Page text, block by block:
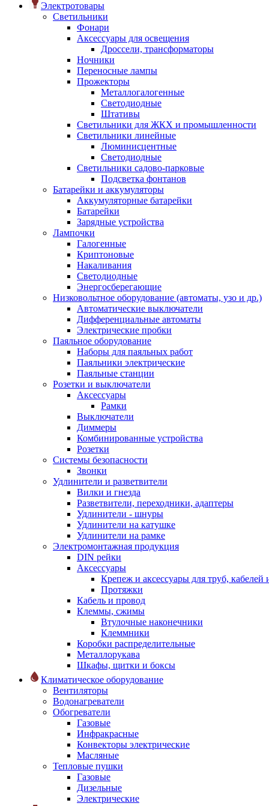
Электротовары
Светильники
Фонари
Аксессуары для освещения
Дроссели, трансформаторы
Ночники
Переносные лампы
Прожекторы
Металлогалогенные
Светодиодные
Штативы
Светильники для ЖКХ и промышленности
Светильники линейные
Люминисцентные
Светодиодные
Светильники садово-парковые
Подсветка фонтанов
Батарейки и аккумуляторы
Аккумуляторные батарейки
Батарейки
Зарядные устройства
Лампочки
Галогенные
Криптоновые
Накаливания
Светодиодные
Энергосберегающие
Низковольтное оборудование (автоматы, узо и др.)
Автоматические выключатели
Дифференциальные автоматы
Электрические пробки
Паяльное оборудование
Наборы для паяльных работ
Паяльники электрические
Паяльные станции
Розетки и выключатели
Аксессуары
Рамки
Выключатели
Диммеры
Комбинированные устройства
Розетки
Системы безопасности
Звонки
Удлинители и разветвители
Вилки и гнезда
Разветвители, переходники, адаптеры
Удлинители - шнуры
Удлинители на катушке
Удлинители на рамке
Электромонтажная продукция
DIN рейки
Аксессуары
Крепеж и аксессуары для труб, кабелей
Протяжки
Кабель и провод
Клеммы, сжимы
Втулочные наконечники
Клеммники
Коробки распределительные
Металлорукава
Шкафы, щитки и боксы
Климатическое оборудование
Вентиляторы
Водонагреватели
Обогреватели
Газовые
Инфракрасные
Конвекторы электрические
Масляные
Тепловые пушки
Газовые
Дизельные
Электрические